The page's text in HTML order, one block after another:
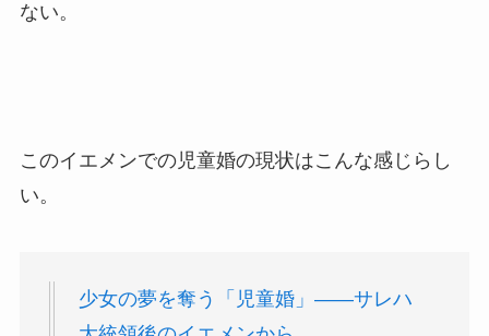
ない。
このイエメンでの児童婚の現状はこんな感じらし
い。
少女の夢を奪う「児童婚」――サレハ